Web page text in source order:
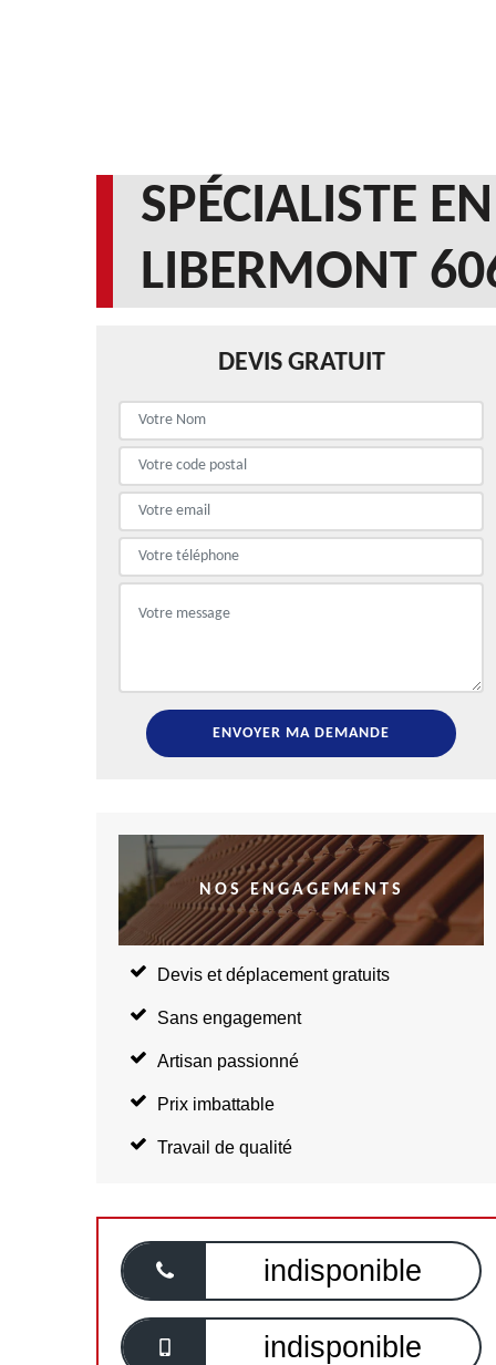
SPÉCIALISTE
LIBERMONT
DEVIS GRATUIT
NOS ENGAGEMENTS
Devis et déplacement gratuits
Sans engagement
Artisan passionné
Prix imbattable
Travail de qualité
indisponible
indisponible